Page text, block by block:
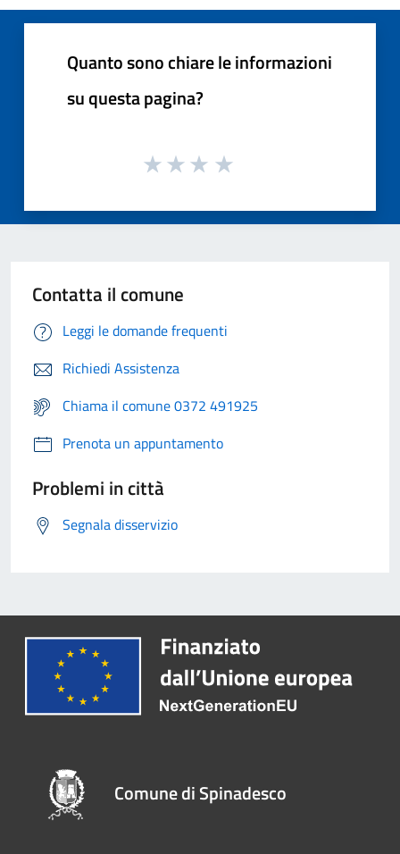
Quanto sono chiare le informazioni
su questa pagina?
Contatta il comune
Leggi le domande frequenti
Richiedi Assistenza
Chiama il comune 0372 491925
Prenota un appuntamento
Problemi in città
Segnala disservizio
Comune di Spinadesco